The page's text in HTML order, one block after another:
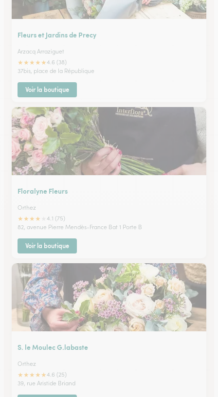
Fleurs et Jardins de Precy
Arzacq Arraziguet
★★★★★4.6 (38)
37bis, place de la République
Voir la boutique
Floralyne Fleurs
Orthez
★★★★
4.1 (75)
82, avenue Pierre Mendès-France Bat 1 Porte B
Voir la boutique
S. le Moulec G.labaste
Orthez
★★★★★4.6 (25)
39, rue Aristide Briand